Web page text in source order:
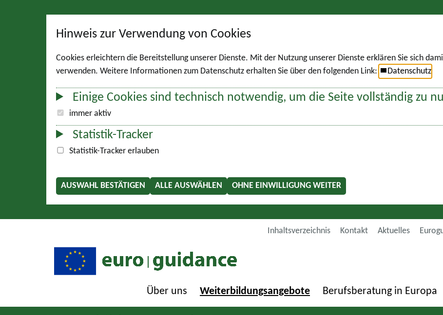
Hinweis zur Verwendung von Cookies
Cookies erleichtern die Bereitstellung unserer Dienste. Mit der Nutzung unserer Dienste erklären Sie sich
verwenden. Weitere Informationen zum Datenschutz erhalten Sie über den folgenden Link:
Datenschutz
Einige Cookies sind technisch notwendig, um die Seite vollständig zu
immer aktiv
Statistik-Tracker
Statistik-Tracker erlauben
AUSWAHL BESTÄTIGEN ALLE AUSWÄHLEN OHNE EINWILLIGUNG WEITER
Inhaltsverzeichnis Kontakt Aktuelles
Über uns Weiterbildungsangebote Berufsberatung in Europa